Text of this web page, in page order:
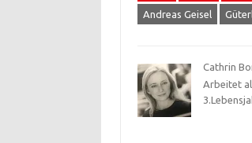
Andreas Geisel
Cathrin
Arbeitet